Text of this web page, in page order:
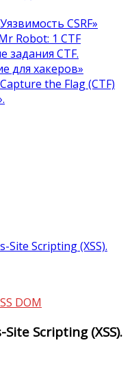
CSRF»
Robot: 1 CTF
задания CTF.
для хакеров»
the Flag (CTF)
Scripting (XSS).
DOM
Scripting (XSS).